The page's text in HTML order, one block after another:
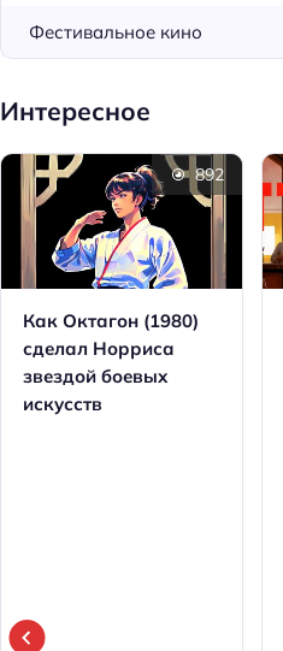
Фестивальное кино
Интересное
Как Октагон (1980)
сделал Норриса
звездой боевых
искусств
892